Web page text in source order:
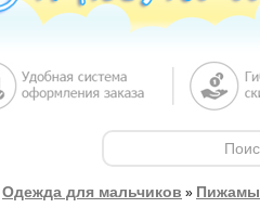
Одежда для мальчиков » Пижамы